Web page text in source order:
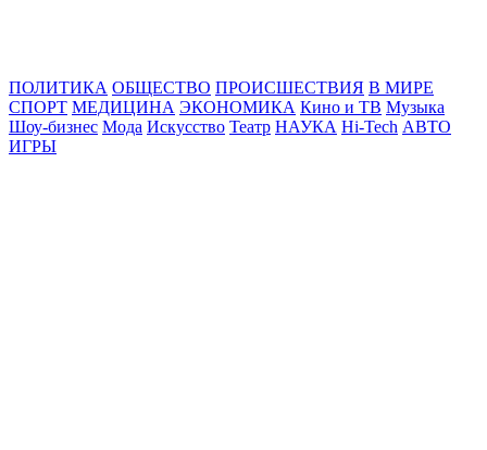
ПОЛИТИКА ОБЩЕСТВО ПРОИСШЕСТВИЯ В МИРЕ
СПОРТ МЕДИЦИНА ЭКОНОМИКА Кино и ТВ Музыка
Шоу-бизнес Мода Искусство Театр НАУКА Hi-Tech АВТО
ИГРЫ